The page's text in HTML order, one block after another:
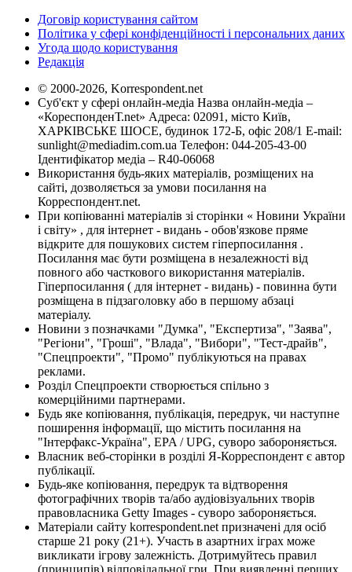
Договір користування сайтом
Політика у сфері конфіденційності і персональних даних
Угода щодо користування
Редакція
© 2000-2026, Korrespondent.net
Суб'єкт у сфері онлайн-медіа Назва онлайн-медіа –
«КореспонденТ.net» Адреса: 02091, місто Київ,
ХАРКІВСЬКЕ ШОСЕ, будинок 172-Б, офіс 208/1 E-mail:
sunlight@mediadim.com.ua Телефон: 044-205-43-00
Ідентифікатор медіа – R40-06068
Використання будь-яких матеріалів, розміщених на
сайті, дозволяється за умови посилання на
Корреспондент.net.
При копіюванні матеріалів зі сторінки « Новини України
і світу» , для інтернет - видань - обов'язкове пряме
відкрите для пошукових систем гіперпосилання .
Посилання має бути розміщена в незалежності від
повного або часткового використання матеріалів.
Гіперпосилання ( для інтернет - видань) - повинна бути
розміщена в підзаголовку або в першому абзаці
матеріалу.
Новини з позначками "Думка", "Експертиза", "Заява",
"Регіони", "Гроші", "Влада", "Вибори", "Тест-драйв",
"Спецпроекти", "Промо" публікуються на правах
реклами.
Розділ Спецпроекти створюється спільно з
комерційними партнерами.
Будь яке копіювання, публікація, передрук, чи наступне
поширення інформації, що містить посилання на
"Інтерфакс-Україна", EPA / UPG, суворо забороняється.
Власник веб-сторінки в розділі Я-Корреспондент є автор
публікації.
Будь-яке копіювання, передрук та відтворення
фотографічних творів та/або аудіовізуальних творів
правовласника Getty Images - суворо забороняється.
Матеріали сайту korrespondent.net призначені для осіб
старше 21 року (21+). Участь в азартних іграх може
викликати ігрову залежність. Дотримуйтесь правил
(принципів) відповідальної гри. При виявленні перших